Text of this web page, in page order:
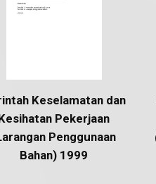
Keselamatan dan
Pekerjaan
Penggunaan
Bahan) 1999